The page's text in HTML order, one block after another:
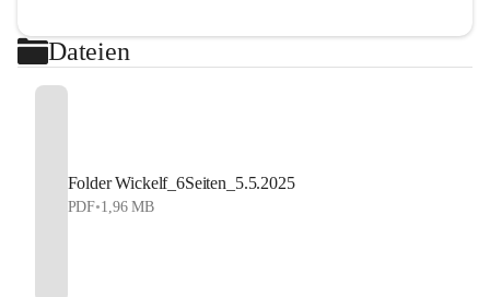
Dateien
Folder Wickelf_6Seiten_5.5.2025
PDF•1,96 MB